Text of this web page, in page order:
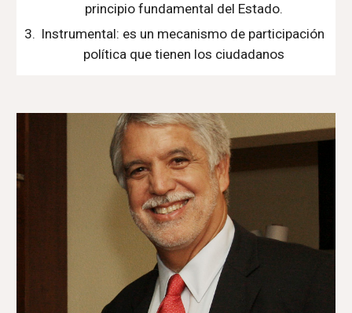
principio fundamental del Estado.
Instrumental: es un mecanismo de participación
política que tienen los ciudadanos